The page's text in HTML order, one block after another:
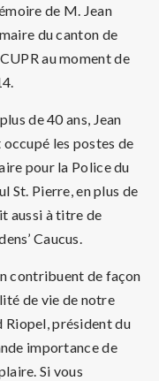
de M. Jean
du canton de
au moment de
de 40 ans, Jean
les postes de
pour la Police du
St. Pierre, en plus de
aussi à titre de
Caucus.
contribuent de façon
de vie de notre
Riopel, président du
importance de
Si vous